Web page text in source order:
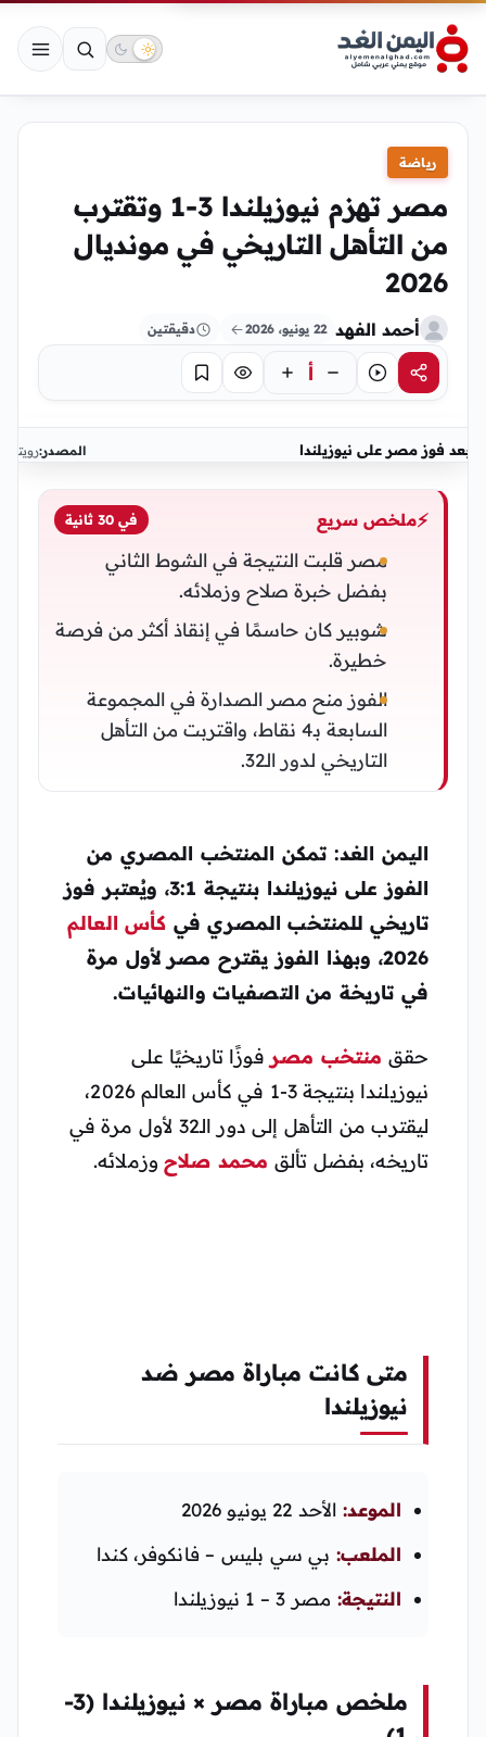
رياضة
مصر تهزم نيوزيلندا 3-1 وتقترب
من التأهل التاريخي في مونديال
2026
أحمد الفهد 22 يونيو، 2026 دقيقتين
مشاركةاستماع أ تركيز حفظ
بعد فوز مصر على نيوزيلندا المصدر:رويترز
⚡ملخص سريع في 30 ثانية
مصر قلبت النتيجة في الشوط الثاني
بفضل خبرة صلاح وزملائه.
شوبير كان حاسمًا في إنقاذ أكثر من فرصة
خطيرة.
الفوز منح مصر الصدارة في المجموعة
السابعة بـ4 نقاط، واقتربت من التأهل
التاريخي لدور الـ32.
اليمن الغد: تمكن المنتخب المصري من
الفوز على نيوزيلندا بنتيجة 3:1، ويُعتبر فوز
تاريخي للمنتخب المصري في كأس العالم
2026، وبهذا الفوز يقترح مصر لأول مرة
في تاريخة من التصفيات والنهائيات.
حقق منتخب مصر فوزًا تاريخيًا على
نيوزيلندا بنتيجة 3-1 في كأس العالم 2026،
ليقترب من التأهل إلى دور الـ32 لأول مرة في
تاريخه، بفضل تألق محمد صلاحوزملائه.
متى كانت مباراة مصر ضد
نيوزيلندا
الموعد: الأحد 22 يونيو 2026
الملعب: بي سي بليس – فانكوفر، كندا
النتيجة: مصر 3 – 1 نيوزيلندا
ملخص مباراة مصر × نيوزيلندا (3-